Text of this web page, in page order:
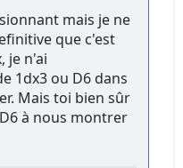
mais je ne
que c'est
je n'ai
1dx3 ou D6 dans
Mais toi bien sûr
à nous montrer